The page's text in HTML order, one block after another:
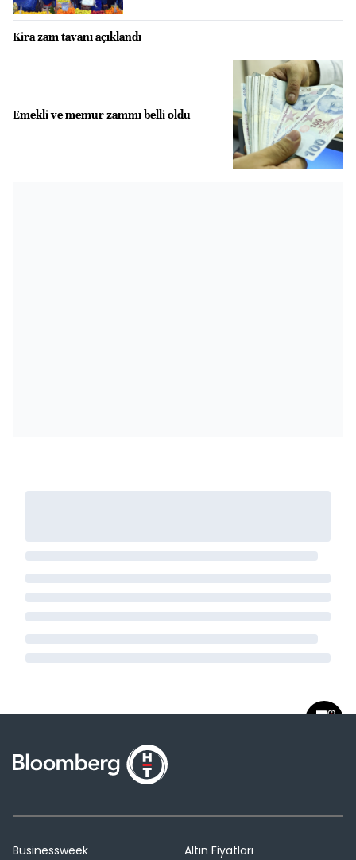
Kira zam tavanı açıklandı
Emekli ve memur zammı belli oldu
Businessweek
Altın Fiyatları